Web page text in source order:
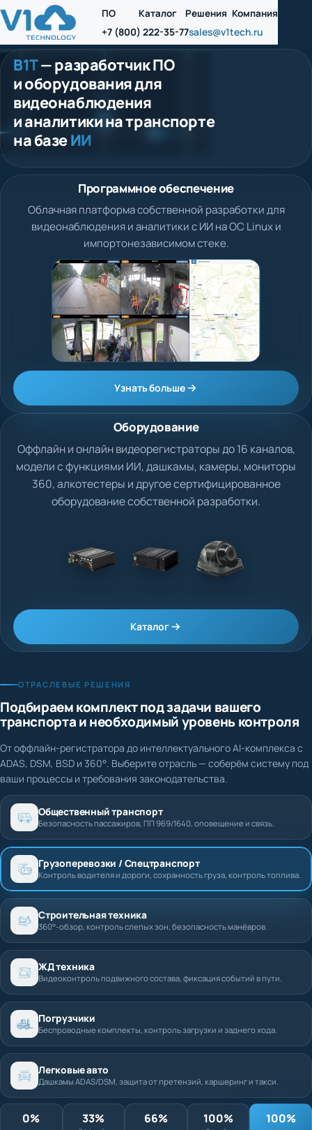
ПО Каталог Решения Компания
+7 (800) 222-35-77sales@v1tech.ru
В1Т— разработчик ПО
и оборудования для
видеонаблюдения
и аналитики на транспорте
на базеИИ
Программное обеспечение
Облачная платформа собственной разработки для
видеонаблюдения и аналитики с ИИ на ОС Linux и
импортонезависимом стеке.
Узнать больше
Оборудование
Оффлайн и онлайн видеорегистраторы до 16 каналов,
модели с функциями ИИ, дашкамы, камеры, мониторы
360, алкотестеры и другое сертифицированное
оборудование собственной разработки.
Каталог
ОТРАСЛЕВЫЕ РЕШЕНИЯ
Подбираем комплект под задачи вашего
транспорта и необходимый уровень контроля
От оффлайн-регистратора до интеллектуального AI-комплекса с
ADAS, DSM, BSD и 360°. Выберите отрасль — соберём систему под
ваши процессы и требования законодательства.
Общественный транспорт
Безопасность пассажиров, ПП 969/1640, оповещение и связь.
Грузоперевозки / Спецтранспорт
Контроль водителя и дороги, сохранность груза, контроль топлива.
Строительная техника
360°-обзор, контроль слепых зон, безопасность манёвров.
ЖД техника
Видеоконтроль подвижного состава, фиксация событий в пути.
Погрузчики
Беспроводные комплекты, контроль загрузки и заднего хода.
Легковые авто
Дашкамы ADAS/DSM, защита от претензий, каршеринг и такси.
0% 66% 100%